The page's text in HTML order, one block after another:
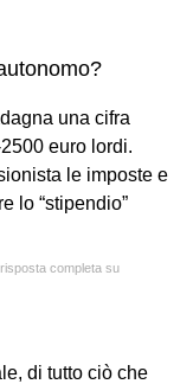
una cifra
euro lordi.
le imposte e
lo “stipendio”
completa su
di tutto ciò che